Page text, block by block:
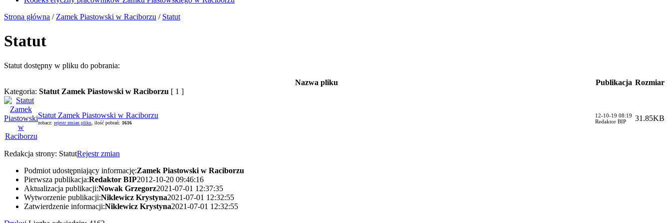
Strona główna / Zamek Piastowski w Raciborzu / Statut
Statut
Statut dostępny w pliku do pobrania:
Nazwa pliku
Publikacja Rozmiar
Kategoria: Statut Zamek Piastowski w Raciborzu [ 1 ]
Statut Zamek Piastowski w Raciborzu
zobacz: rejestr zmian pliku , ilość pobrań: 1616
12-10-19 08:19
Redaktor BIP
31.85KB
Redakcja strony: StatutRejestr zmian
Podmiot udostępniający informację:Zamek Piastowski w Raciborzu
Pierwsza publikacja:Redaktor BIP2012-10-20 09:46:16
Aktualizacja publikacji:Nowak Grzegorz2021-07-01 12:37:35
Wytworzenie publikacji:Niklewicz Krystyna2021-07-01 12:32:55
Zatwierdzenie informacji:Niklewicz Krystyna2021-07-01 12:32:55